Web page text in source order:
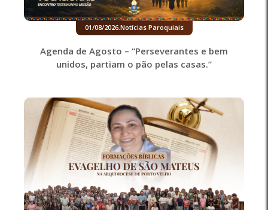
01/08/2026. Notícias Paroquiais
Agenda de Agosto – “Perseverantes e bem
unidos, partiam o pão pelas casas.”